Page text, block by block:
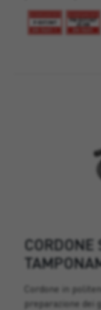
CORDONE
Cordone in
preparazione dei